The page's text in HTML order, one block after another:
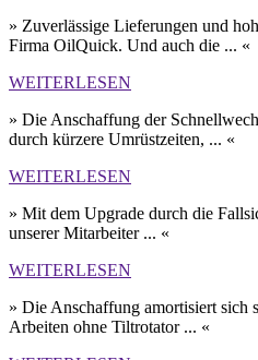
» Zuverlässige Lieferungen und
Firma OilQuick. Und auch die ... «
WEITERLESEN
» Die Anschaffung der
durch kürzere Umrüst­zeiten, ... «
WEITERLESEN
» Mit dem Upgrade durch die
unserer Mit­arbeiter ... «
WEITERLESEN
» Die Anschaffung amortisiert sich
Arbeiten ohne Tilt­rotator ... «